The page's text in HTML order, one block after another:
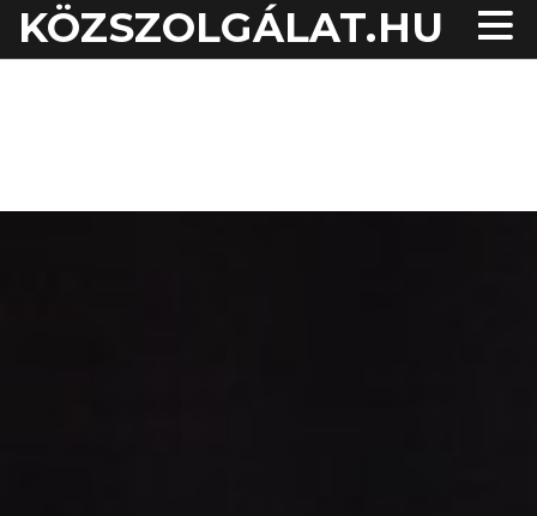
KÖZSZOLGÁLAT.HU